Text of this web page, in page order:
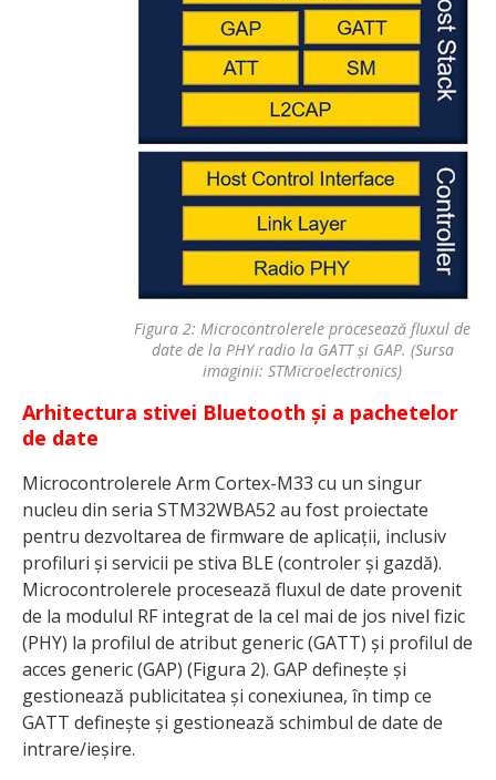
Figura 2: Microcontrolerele procesează fluxul de
date de la PHY radio la GATT și GAP. (Sursa
imaginii: STMicroelectronics)
Arhitectura stivei Bluetooth și a pachetelor
de date
Microcontrolerele Arm Cortex-M33 cu un singur
nucleu din seria STM32WBA52 au fost proiectate
pentru dezvoltarea de firmware de aplicații, inclusiv
profiluri și servicii pe stiva BLE (controler și gazdă).
Microcontrolerele procesează fluxul de date provenit
de la modulul RF integrat de la cel mai de jos nivel fizic
(PHY) la profilul de atribut generic (GATT) și profilul de
acces generic (GAP) (Figura 2). GAP definește și
gestionează publicitatea și conexiunea, în timp ce
GATT definește și gestionează schimbul de date de
intrare/ieșire.